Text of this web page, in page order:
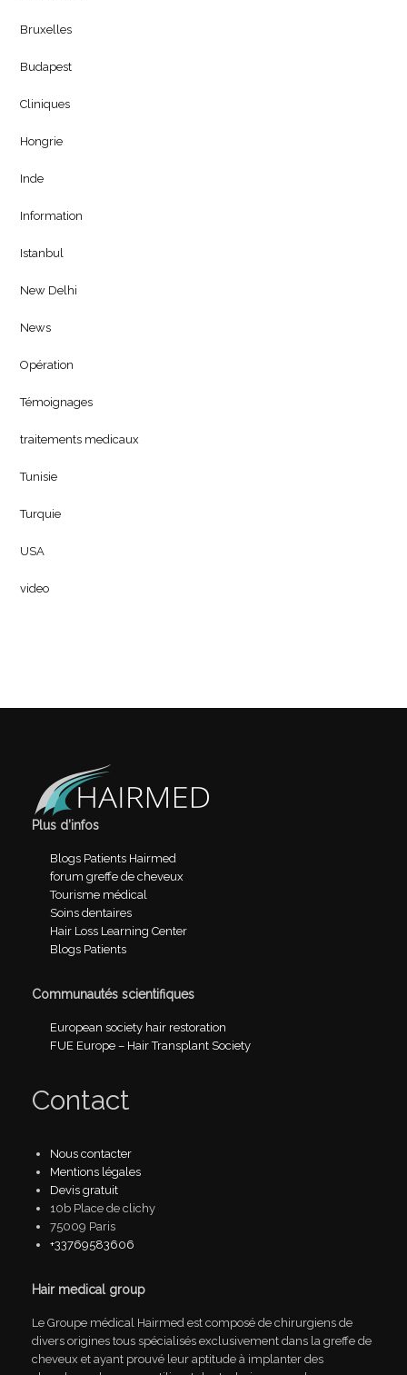
Bruxelles
Budapest
Cliniques
Hongrie
Inde
Information
Istanbul
New Delhi
News
Opération
Témoignages
traitements medicaux
Tunisie
Turquie
USA
video
Plus d’infos
Blogs Patients Hairmed
forum greffe de cheveux
Tourisme médical
Soins dentaires
Hair Loss Learning Center
Blogs Patients
Communautés scientifiques
European society hair restoration
FUE Europe – Hair Transplant Society
Contact
Nous contacter
Mentions légales
Devis gratuit
10b Place de clichy
75009 Paris
+33769583606
Hair medical group
Le Groupe médical Hairmed est composé de chirurgiens de
divers origines tous spécialisés exclusivement dans la greffe de
cheveux et ayant prouvé leur aptitude à implanter des